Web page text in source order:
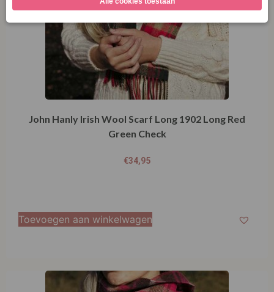
John Hanly Irish Wool Scarf Long 1902 Long Red
Green Check
€34,95
Toevoegen aan winkelwagen